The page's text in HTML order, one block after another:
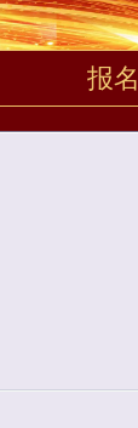
报名